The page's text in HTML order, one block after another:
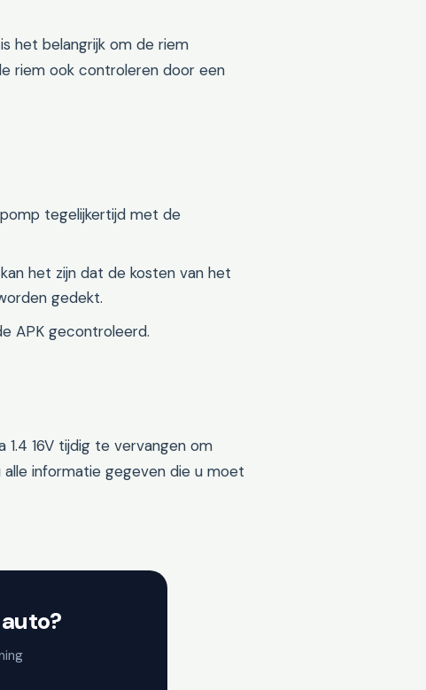
het belangrijk om de riem
riem ook controleren door een
tegelijkertijd met de
het zijn dat de kosten van het
gedekt.
APK gecontroleerd.
16V tijdig te vervangen om
informatie gegeven die u moet